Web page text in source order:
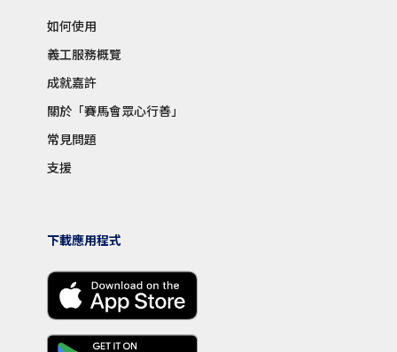
如何使用
義工服務概覽
成就嘉許
關於「賽馬會眾心行善」
常見問題
支援
下載應用程式